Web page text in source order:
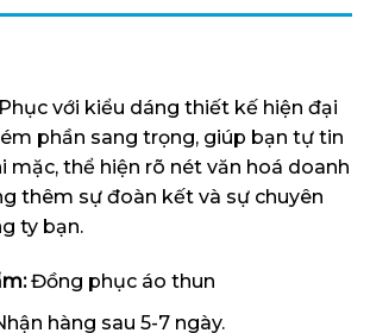
với kiểu dáng thiết kế hiện đại
phần sang trọng, giúp bạn tự tin
mặc, thể hiện rõ nét văn hoá doanh
thêm sự đoàn kết và sự chuyên
ty bạn.
Đồng phục áo thun
hàng sau 5-7 ngày.